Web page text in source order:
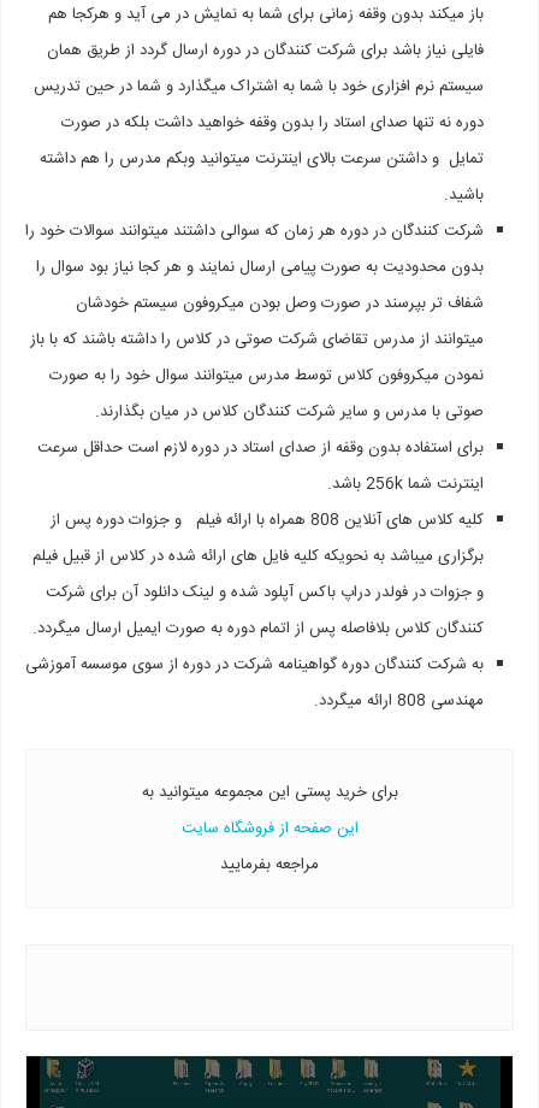
باز میکند بدون وقفه زمانی برای شما به نمایش در می آید و هرکجا هم
فایلی نیاز باشد برای شرکت کنندگان در دوره ارسال گردد از طریق همان
سیستم نرم افزاری خود با شما به اشتراک میگذارد و شما در حین تدریس
دوره نه تنها صدای استاد را بدون وقفه خواهید داشت بلکه در صورت
تمایل و داشتن سرعت بالای اینترنت میتوانید وبکم مدرس را هم داشته
باشید.
شرکت کنندگان در دوره هر زمان که سوالی داشتند میتوانند سوالات خود را
بدون محدودیت به صورت پیامی ارسال نمایند و هر کجا نیاز بود سوال را
شفاف تر بپرسند در صورت وصل بودن میکروفون سیستم خودشان
میتوانند از مدرس تقاضای شرکت صوتی در کلاس را داشته باشند که با باز
نمودن میکروفون کلاس توسط مدرس میتوانند سوال خود را به صورت
صوتی با مدرس و سایر شرکت کنندگان کلاس در میان بگذارند.
برای استفاده بدون وقفه از صدای استاد در دوره لازم است حداقل سرعت
اینترنت شما 256k باشد.
کلیه کلاس های آنلاین 808 همراه با ارائه فیلم و جزوات دوره پس از
برگزاری میباشد به نحویکه کلیه فایل های ارائه شده در کلاس از قبیل فیلم
و جزوات در فولدر دراپ باکس آپلود شده و لینک دانلود آن برای شرکت
کنندگان کلاس بلافاصله پس از اتمام دوره به صورت ایمیل ارسال میگردد.
به شرکت کنندگان دوره گواهینامه شرکت در دوره از سوی موسسه آموزشی
مهندسی 808 ارائه میگردد.
برای خرید پستی این مجموعه میتوانید به
این صفحه از فروشگاه سایت
مراجعه بفرمایید